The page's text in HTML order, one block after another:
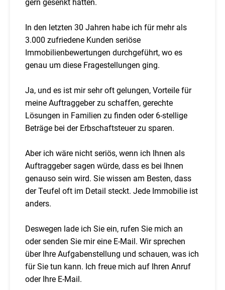
gern gesenkt hätten.
In den letzten 30 Jahren habe ich für mehr als
3.000 zufriedene Kunden seriöse
Immobilienbewertungen durchgeführt, wo es
genau um diese Fragestellungen ging.
Ja, und es ist mir sehr oft gelungen, Vorteile für
meine Auftraggeber zu schaffen, gerechte
Lösungen in Familien zu finden oder 6-stellige
Beträge bei der Erbschaftsteuer zu sparen.
Aber ich wäre nicht seriös, wenn ich Ihnen als
Auftraggeber sagen würde, dass es bei Ihnen
genauso sein wird. Sie wissen am Besten, dass
der Teufel oft im Detail steckt. Jede Immobilie ist
anders.
Deswegen lade ich Sie ein, rufen Sie mich an
oder senden Sie mir eine E-Mail. Wir sprechen
über Ihre Aufgabenstellung und schauen, was ich
für Sie tun kann. Ich freue mich auf Ihren Anruf
oder Ihre E-Mail.